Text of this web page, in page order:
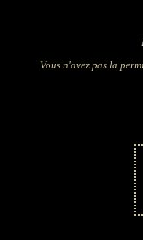
Vous n'avez pas la